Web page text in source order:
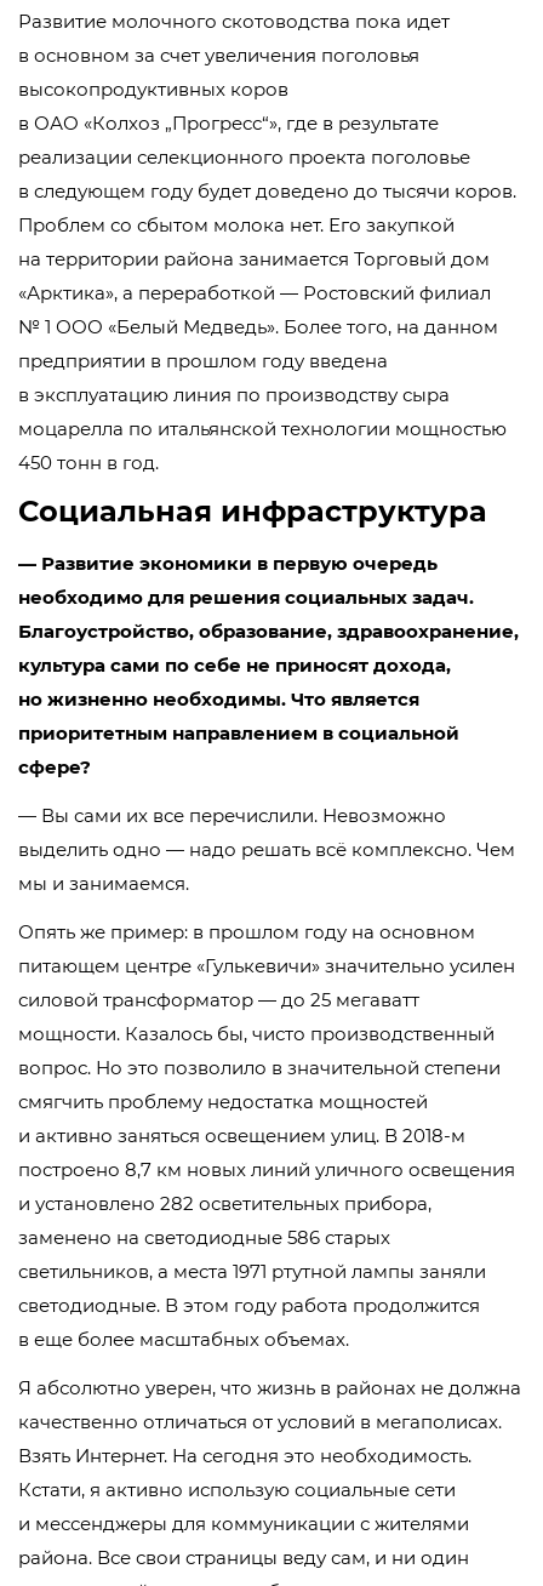
Развитие молочного скотоводства пока идет
в основном за счет увеличения поголовья
высокопродуктивных коров
в ОАО «Колхоз „Прогресс“», где в результате
реализации селекционного проекта поголовье
в следующем году будет доведено до тысячи коров.
Проблем со сбытом молока нет. Его закупкой
на территории района занимается Торговый дом
«Арктика», а переработкой — Ростовский филиал
№ 1 ООО «Белый Медведь». Более того, на данном
предприятии в прошлом году введена
в эксплуатацию линия по производству сыра
моцарелла по итальянской технологии мощностью
450 тонн в год.
Социальная инфраструктура
— Развитие экономики в первую очередь
необходимо для решения социальных задач.
Благоустройство, образование, здравоохранение,
культура сами по себе не приносят дохода,
но жизненно необходимы. Что является
приоритетным направлением в социальной
сфере?
— Вы сами их все перечислили. Невозможно
выделить одно — надо решать всё комплексно. Чем
мы и занимаемся.
Опять же пример: в прошлом году на основном
питающем центре «Гулькевичи» значительно усилен
силовой трансформатор — до 25 мегаватт
мощности. Казалось бы, чисто производственный
вопрос. Но это позволило в значительной степени
смягчить проблему недостатка мощностей
и активно заняться освещением улиц. В 2018-м
построено 8,7 км новых линий уличного освещения
и установлено 282 осветительных прибора,
заменено на светодиодные 586 старых
светильников, а места 1971 ртутной лампы заняли
светодиодные. В этом году работа продолжится
в еще более масштабных объемах.
Я абсолютно уверен, что жизнь в районах не должна
качественно отличаться от условий в мегаполисах.
Взять Интернет. На сегодня это необходимость.
Кстати, я активно использую социальные сети
и мессенджеры для коммуникации с жителями
района. Все свои страницы веду сам, и ни один